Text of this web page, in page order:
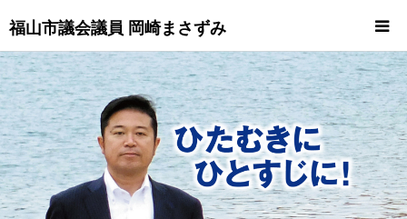
福山市議会議員 岡崎まさずみ
HOME
重要情報
プロフィール